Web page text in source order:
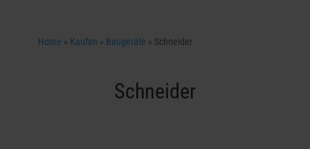
Home » Kaufen » Baugeräte » Schneider
Schneider